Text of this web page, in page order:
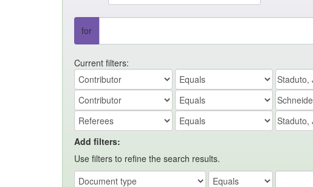
for
Current filters:
Add filters:
Use filters to refine the search results.